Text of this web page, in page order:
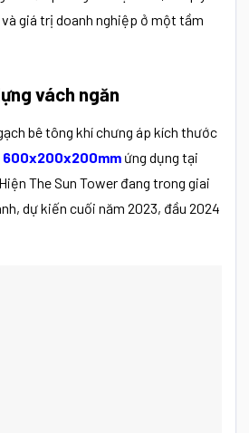
giá trị doanh nghiệp ở một tầm
vách ngăn
bê tông khí chưng áp kích thước
600x200x200mm ứng dụng tại
The Sun Tower đang trong giai
dự kiến cuối năm 2023, đầu 2024